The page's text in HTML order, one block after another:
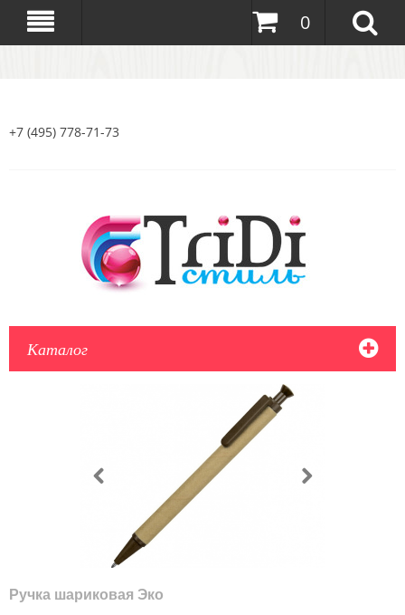
0
+7 (495) 778-71-73
Каталог
Ручка шариковая Эко